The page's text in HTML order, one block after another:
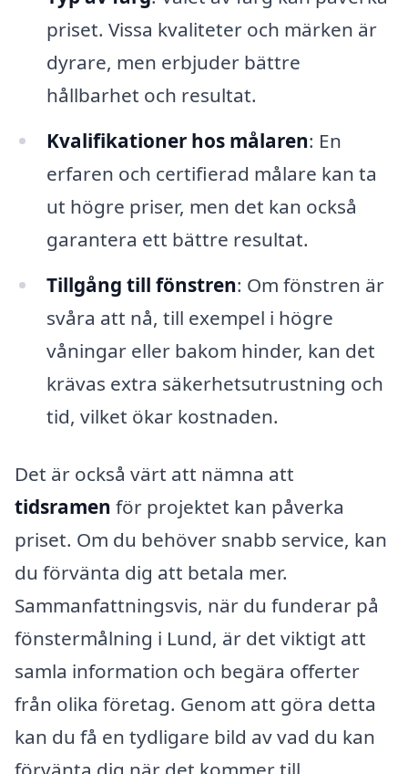
priset. Vissa kvaliteter och märken är
dyrare, men erbjuder bättre
hållbarhet och resultat.
Kvalifikationer hos målaren: En
erfaren och certifierad målare kan ta
ut högre priser, men det kan också
garantera ett bättre resultat.
Tillgång till fönstren: Om fönstren är
svåra att nå, till exempel i högre
våningar eller bakom hinder, kan det
krävas extra säkerhetsutrustning och
tid, vilket ökar kostnaden.
Det är också värt att nämna att
tidsramen för projektet kan påverka
priset. Om du behöver snabb service, kan
du förvänta dig att betala mer.
Sammanfattningsvis, när du funderar på
fönstermålning i Lund, är det viktigt att
samla information och begära offerter
från olika företag. Genom att göra detta
kan du få en tydligare bild av vad du kan